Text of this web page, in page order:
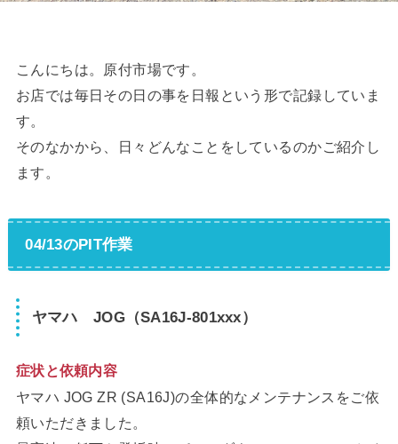
こんにちは。原付市場です。
お店では毎日その日の事を日報という形で記録していま
す。
そのなかから、日々どんなことをしているのかご紹介し
ます。
04/13のPIT作業
ヤマハ JOG（SA16J-801xxx）
症状と依頼内容
ヤマハ JOG ZR (SA16J)の全体的なメンテナンスをご依
頼いただきました。